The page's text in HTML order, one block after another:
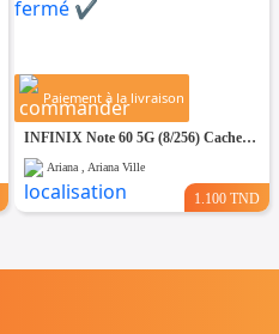
Paiement à la livraison
INFINIX Note 60 5G (8/256) Cacheté paquet fermé ✔️
Ariana , Ariana Ville
1.100 TND